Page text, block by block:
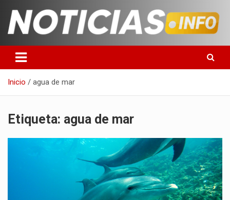
contenido
Noticias en español
Inicio agua de mar
Etiqueta: agua de mar